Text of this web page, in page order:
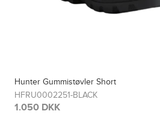
Hunter Gummistøvler Short
HFRU0002251-BLACK
1.050 DKK